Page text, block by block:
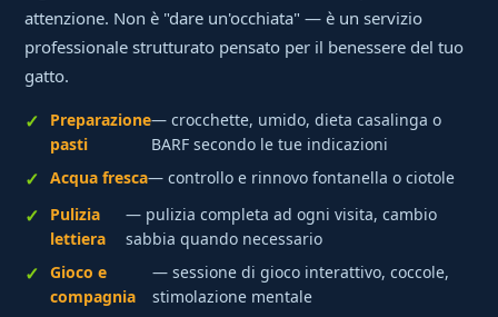
attenzione. Non è "dare un'occhiata" — è un servizio
professionale strutturato pensato per il benessere del tuo
gatto.
Preparazione
pasti
— crocchette, umido, dieta casalinga o
BARF secondo le tue indicazioni
Acqua fresca— controllo e rinnovo fontanella o ciotole
Pulizia
lettiera
— pulizia completa ad ogni visita, cambio
sabbia quando necessario
Gioco e
compagnia
— sessione di gioco interattivo, coccole,
stimolazione mentale